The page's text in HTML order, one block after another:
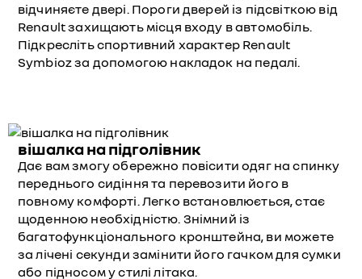
відчиняєте двері. Пороги дверей із підсвіткою від
Renault захищають місця входу в автомобіль.
Підкресліть спортивний характер Renault
Symbioz за допомогою накладок на педалі.
вішалка на підголівник
Дає вам змогу обережно повісити одяг на спинку
переднього сидіння та перевозити його в
повному комфорті. Легко встановлюється, стає
щоденною необхідністю. Знімний із
багатофункціонального кронштейна, ви можете
за лічені секунди замінити його гачком для сумки
або підносом у стилі літака.